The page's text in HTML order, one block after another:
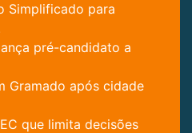
Simplificado para
pré-candidato a
Gramado após cidade
que limita decisões